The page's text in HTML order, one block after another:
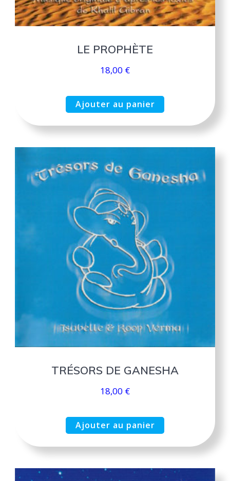
LE PROPHÈTE
18,00 €
Ajouter au panier
TRÉSORS DE GANESHA
18,00 €
Ajouter au panier